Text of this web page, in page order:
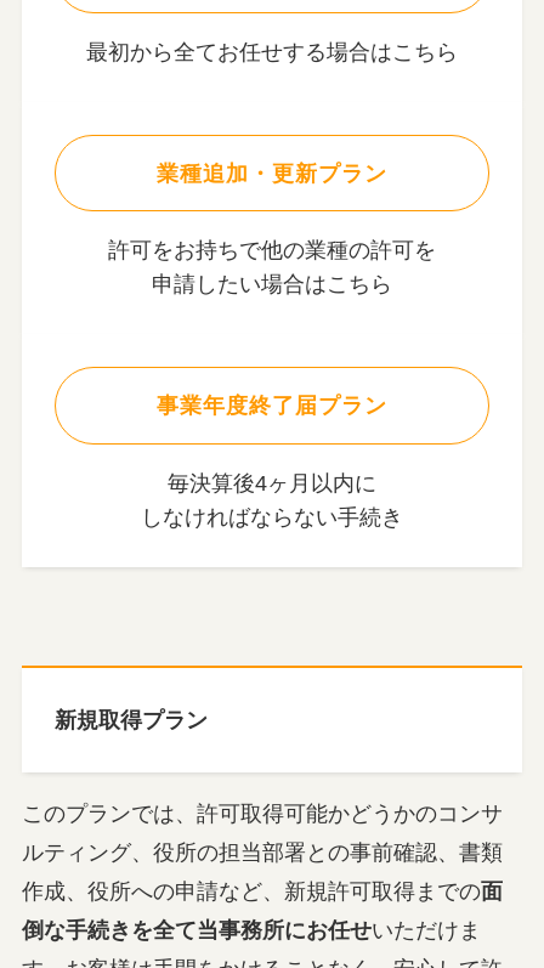
最初から全てお任せする場合はこちら
業種追加・更新プラン
許可をお持ちで他の業種の許可を
申請したい場合はこちら
事業年度終了届プラン
毎決算後4ヶ月以内に
しなければならない手続き
新規取得プラン
このプランでは、許可取得可能かどうかのコンサ
ルティング、役所の担当部署との事前確認、書類
作成、役所への申請など、新規許可取得までの面
倒な手続きを全て当事務所にお任せいただけま